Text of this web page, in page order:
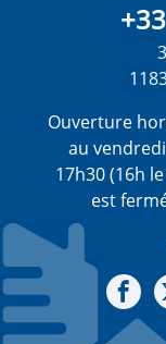
Ouverture
au
17h30 (16h
est